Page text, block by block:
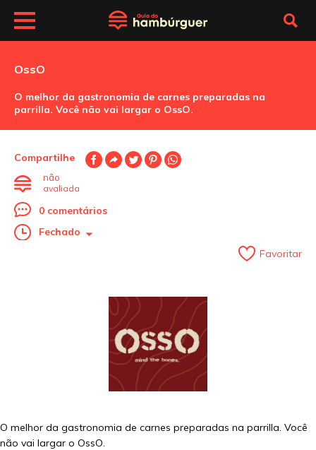
OssO
O melhor da gastronomia de carnes preparadas na
parrilla. Você não vai largar o OssO.
Compartilhe
não
avaliada
0 comentários
Fechado
Favoritar
O melhor da gastronomia de carnes preparadas na parrilla. Você
não vai largar o OssO.